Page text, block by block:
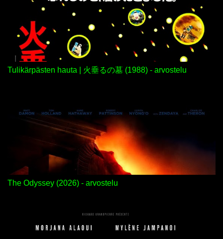
Tulikärpästen hauta | 火垂るの墓 (1988) - arvostelu
The Odyssey (2026) - arvostelu